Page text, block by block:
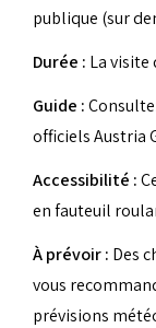
publique (sur
Durée : La visite
Guide :
officiels Austria
Accessibilité :
en fauteuil
À prévoir : Des
vous
prévisions